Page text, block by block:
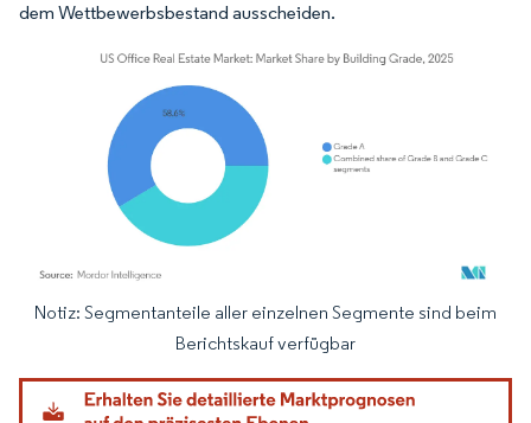
dem Wettbewerbsbestand ausscheiden.
Bild © Mordor Intelligence. Wiederverwendung erfordert Namensnennung
Notiz: Segmentanteile aller einzelnen Segmente sind beim
Berichtskauf verfügbar